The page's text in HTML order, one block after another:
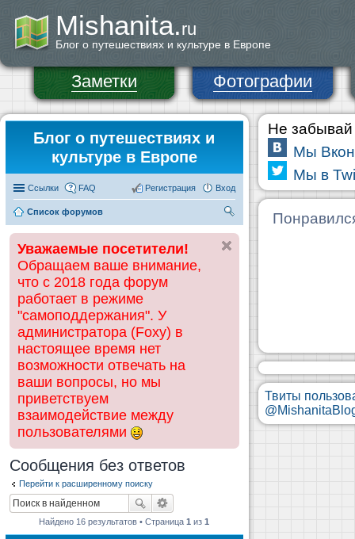
Mishanita.ru
Блог о путешествиях и культуре в Европе
Заметки Фотографии
Блог о путешествиях и
культуре в Европе
Ссылки FAQ Вход
Регистрация
Список форумов
ск
Уважаемые посетители!
Обращаем ваше внимание,
что с 2018 года форум
работает в режиме
"самоподдержания". У
администратора (Foxy) в
настоящее время нет
возможности отвечать на
ваши вопросы, но мы
приветствуем
взаимодействие между
пользователями
Сообщения без ответов
Перейти к расширенному поиску
Найдено 16 результатов • Страница1 из1
Не забывай
Мы
Мы в
Твиты